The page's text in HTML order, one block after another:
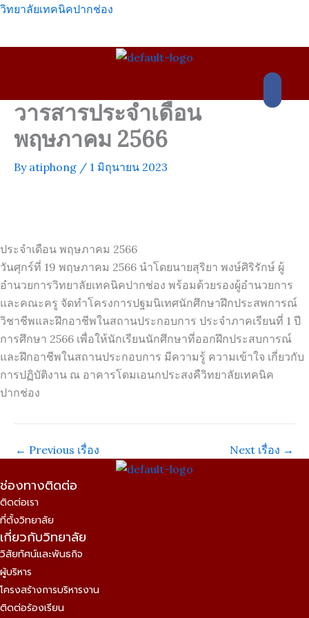
Skip
content
วิทยาลัยเทคนิคปากช่อง
วารสารประจำเดือน
พฤษภาคม 2566
By atiphong / 1 มิถุนายน 2023
ประจำเดือน พฤษภาคม 2566
วันศุกร์ที่ 19 พฤษภาคม 2566 นำโดยนายสุริยา พงษ์ศิริรักษ์ ผู้
อำนวยการวิทยาลัยเทคนิคปากช่อง พร้อมด้วยรองผู้อำนวยการ
และคณะครู จัดทำโครงการปฐมนิเทศนักศึกษาฝึกประสพการณ์
วิชาชีพและฝึกอาชีพในสถานประกอบการ ประจำภาคเรียนที่ 1 ปี
การศึกษา 2566 เพื่อให้นักเรียนนักศึกษาที่ออกฝึกประสบการณ์
และฝึกอาชีพในสถานประกอบการ มีความรู้ ความเข้าใจ เกี่ยวกับ
การปฏิบัติงาน ณ อาคารโดมเอนกประสงคืวิทยาลัยเทคนิค
ปากช่อง
← Previous เรื่อง Next เรื่อง →
ช่องทางติดต่อ
ติดต่อเรา
ที่ตั้งวิทยาลัย
เกี่ยวกับวิทยาลัย
วิสัยทัศน์และพันธกิจ
ผู้บริหาร
โครงสร้างการบริหารงาน
ติดต่อร้องเรียน